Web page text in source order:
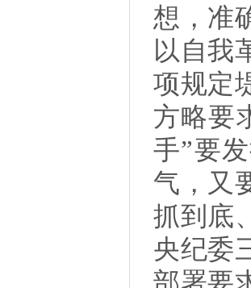
想，准
以自我
项规定
方略要
手”要
气，又
抓到底
央纪委